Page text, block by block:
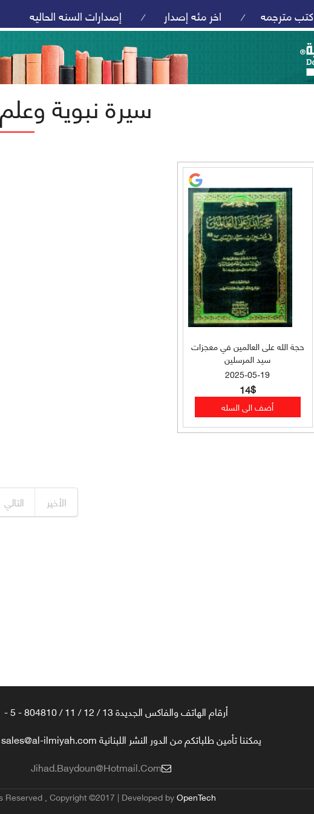
كتب مترجمه / اخر مئه إصدار / إصدارات السنه الحاليه
سيرة نبوية
حجة الله على العالمين في معجزات
سيد المرسلين
2025-05-19
14$
التالي الأخير
أرقام الهاتف والفاكس الجديدة 13 / 12 / 11 / 804810 - 5 - 00961
يمكننا تأمين طلباتكم من الدور النشر اللبنانية sales@al-ilmiyah.com خدمتكم تسعدنا
Jihad.baydoun@hotmail.com
Reserved , Copyright ©2017 | Developed byOpenTech